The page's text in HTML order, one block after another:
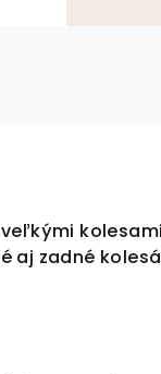
aj zadné